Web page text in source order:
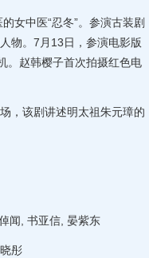
中医“忍冬”。参演古装剧
物。7月13日，参演电影版
。赵韩樱子首次拍摄红色电
，该剧讲述明太祖朱元璋的
, 书亚信, 晏紫东
彤